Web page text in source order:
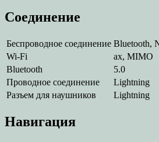
Соединение
Беспроводное соединение Bluetooth,
Wi-Fi
ax, MIMO
Bluetooth
5.0
Проводное соединение
Lightning
Разъем для наушников
Lightning
Навигация